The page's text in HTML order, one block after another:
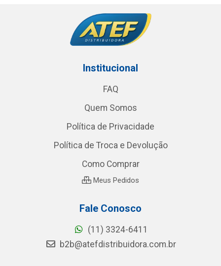
Institucional
FAQ
Quem Somos
Política de Privacidade
Política de Troca e Devolução
Como Comprar
Meus Pedidos
Fale Conosco
(11) 3324-6411
b2b@atefdistribuidora.com.br